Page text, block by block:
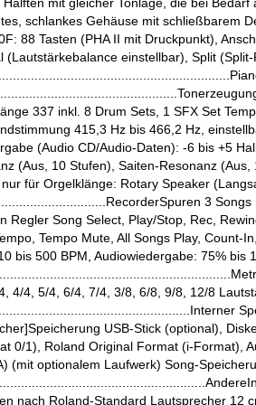
schlankes Gehäuse mit schließbarem
88 Tasten (PHA II mit Druckpunkt),
(Lautstärkebalance einstellbar), Split
337 inkl. 8 Drum Sets, 1 SFX Set
415,3 Hz bis 466,2 Hz,
(Audio CD/Audio-Daten): -6 bis +5
(Aus, 10 Stufen), Saiten-Resonanz
für Orgelklänge: Rotary Speaker
3
Regler Song Select, Play/Stop, Rec,
Tempo Mute, All Songs Play, Count-
bis 500 BPM, Audiowiedergabe: 75% bis
4/4, 5/4, 6/4, 7/4, 3/8, 6/8, 9/8, 12/8
USB-Stick (optional),
0/1), Roland Original Format (i-Format),
(mit optionalem Laufwerk) Song-
nach Roland-Standard Lautsprecher 12